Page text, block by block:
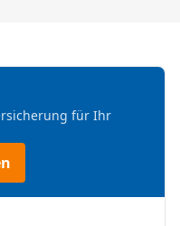
für Ihr